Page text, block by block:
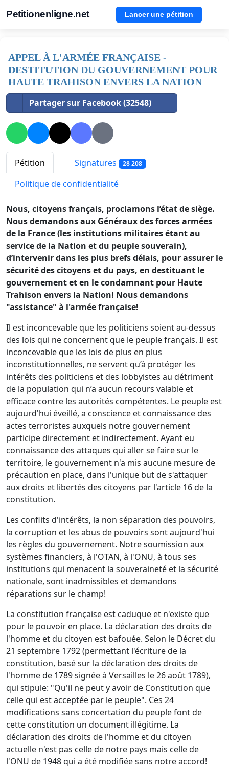
Petitionenligne.net Lancer une pétition
APPEL À L'ARMÉE FRANÇAISE -
DESTITUTION DU GOUVERNEMENT POUR
HAUTE TRAHISON ENVERS LA NATION
Partager sur Facebook (32548)
Pétition Signatures 28 208
Politique de confidentialité
Nous, citoyens français, proclamons l’état de siège.
Nous demandons aux Généraux des forces armées
de la France (les institutions militaires étant au
service de la Nation et du peuple souverain),
d’intervenir dans les plus brefs délais, pour assurer le
sécurité des citoyens et du pays, en destituant le
gouvernement et en le condamnant pour Haute
Trahison envers la Nation! Nous demandons
"assistance" à l'armée française!
Il est inconcevable que les politiciens soient au-dessus
des lois qui ne concernent que le peuple français. Il est
inconcevable que les lois de plus en plus
inconstitutionnelles, ne servent qu’à protéger les
intérêts des politiciens et des lobbyistes au détriment
de la population qui n’a aucun recours valable et
efficace contre les autorités compétentes. Le peuple est
aujourd'hui éveillé, a conscience et connaissance des
actes terroristes auxquels notre gouvernement
participe directement et indirectement. Ayant eu
connaissance des attaques qui aller se faire sur le
territoire, le gouvernement n'a mis aucune mesure de
précaution en place, dans l'unique but de s'attaquer
aux droits et libertés des citoyens par l'article 16 de la
constitution.
Les conflits d'intérêts, la non séparation des pouvoirs,
la corruption et les abus de pouvoirs sont aujourd'hui
les règles du gouvernement. Notre soumission aux
systèmes financiers, à l'OTAN, à l'ONU, à tous ses
institutions qui menacent la souveraineté et la sécurité
nationale, sont inadmissibles et demandons
réparations sur le champ!
La constitution française est caduque et n'existe que
pour le pouvoir en place. La déclaration des droits de
l'homme et du citoyen est bafouée. Selon le Décret du
21 septembre 1792 (permettant l'écriture de la
constitution, basé sur la déclaration des droits de
l'homme de 1789 signée à Versailles le 26 août 1789),
qui stipule: "Qu'il ne peut y avoir de Constitution que
celle qui est acceptée par le peuple". Ces 24
modifications sans concertation du peuple font de
cette constitution un document illégitime. La
déclaration des droits de l'homme et du citoyen
actuelle n'est pas celle de notre pays mais celle de
l'ONU de 1948 qui a été modifiée sans notre accord!